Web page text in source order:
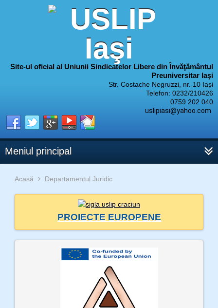
Site-ul oficial al Uniunii Sindicatelor Libere din Învăţământul
Preuniversitar Iaşi
Str. Costache Negruzzi, nr. 10 Iași
Telefon: 0232/210426
0759 202 040
uslipiasi@yahoo.com
Meniul principal
Acasă Departamentul Juridic
PROIECTE EUROPENE